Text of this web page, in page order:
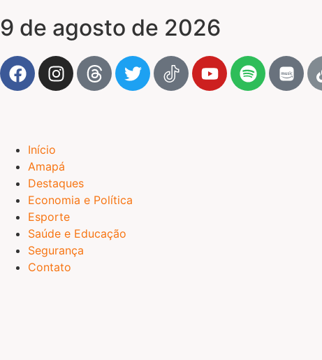
9 de agosto de 2026
Início
Amapá
Destaques
Economia e Política
Esporte
Saúde e Educação
Segurança
Contato